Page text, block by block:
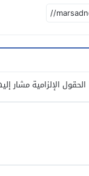
الحقول الإلزامية مشار